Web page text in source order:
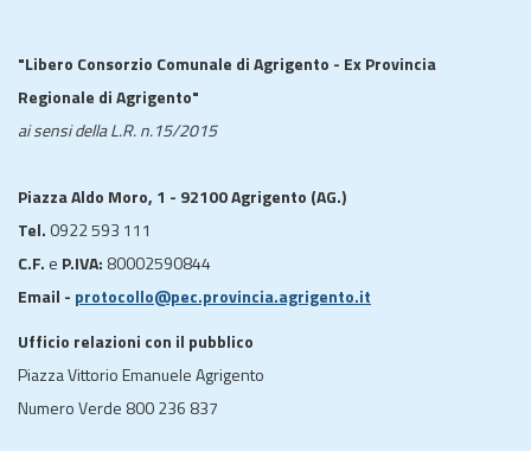
"Libero Consorzio Comunale di Agrigento - Ex Provincia
Regionale di Agrigento"
ai sensi della L.R. n.15/2015
Piazza Aldo Moro, 1 - 92100 Agrigento (AG.)
Tel. 0922 593 111
C.F. e P.IVA: 80002590844
Email - protocollo@pec.provincia.agrigento.it
Ufficio relazioni con il pubblico
Piazza Vittorio Emanuele Agrigento
Numero Verde 800 236 837